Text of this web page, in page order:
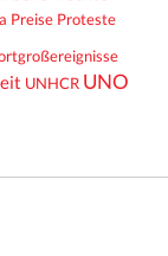
Preise Proteste
UNHCR UNO